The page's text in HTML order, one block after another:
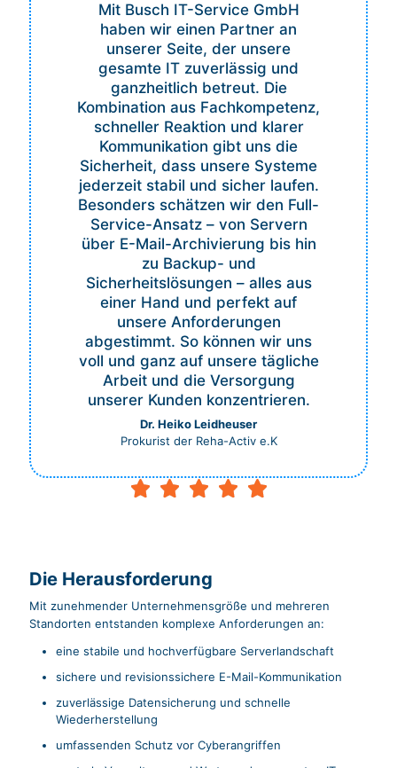
Mit Busch IT-Service GmbH
haben wir einen Partner an
unserer Seite, der unsere
gesamte IT zuverlässig und
ganzheitlich betreut. Die
Kombination aus Fachkompetenz,
schneller Reaktion und klarer
Kommunikation gibt uns die
Sicherheit, dass unsere Systeme
jederzeit stabil und sicher laufen.
Besonders schätzen wir den Full-
Service-Ansatz – von Servern
über E-Mail-Archivierung bis hin
zu Backup- und
Sicherheitslösungen – alles aus
einer Hand und perfekt auf
unsere Anforderungen
abgestimmt. So können wir uns
voll und ganz auf unsere tägliche
Arbeit und die Versorgung
unserer Kunden konzentrieren.
Dr. Heiko Leidheuser
Prokurist der Reha-Activ e.K
Die Herausforderung
Mit zunehmender Unternehmensgröße und mehreren
Standorten entstanden komplexe Anforderungen an:
eine stabile und hochverfügbare Serverlandschaft
sichere und revisionssichere E-Mail-Kommunikation
zuverlässige Datensicherung und schnelle
Wiederherstellung
umfassenden Schutz vor Cyberangriffen